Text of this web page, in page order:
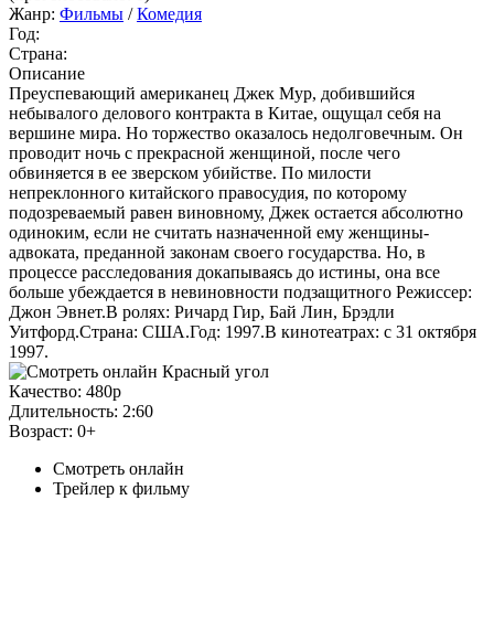
Жанр: Фильмы /Комедия
Год:
Страна:
Описание
Преуспевающий американец Джек Мур, добившийся
небывалого делового контракта в Китае, ощущал себя на
вершине мира. Но торжество оказалось недолговечным. Он
проводит ночь с прекрасной женщиной, после чего
обвиняется в ее зверском убийстве. По милости
непреклонного китайского правосудия, по которому
подозреваемый равен виновному, Джек остается абсолютно
одиноким, если не считать назначенной ему женщины-
адвоката, преданной законам своего государства. Но, в
процессе расследования докапываясь до истины, она все
больше убеждается в невиновности подзащитного Режиссер:
Джон Эвнет.В ролях: Ричард Гир, Бай Лин, Брэдли
Уитфорд.Страна: США.Год: 1997.В кинотеатрах: с 31 октября
1997.
Качество: 480p
Длительность: 2:60
Возраст: 0+
Смотреть онлайн
Трейлер к фильму